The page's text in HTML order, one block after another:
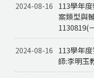
2024-08-16
113學年
案類型與
1130819(
2024-08-16
113學年
師:李明玉